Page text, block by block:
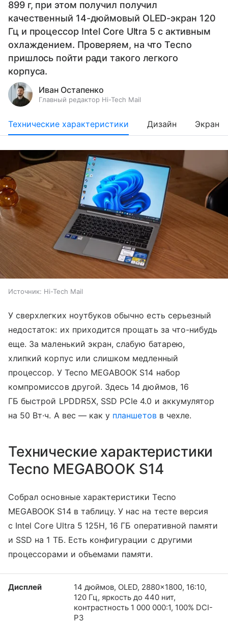
899 г, при этом получил получил
качественный 14-дюймовый OLED-экран 120
Гц и процессор Intel Core Ultra 5 с активным
охлаждением. Проверяем, на что Tecno
пришлось пойти ради такого легкого
корпуса.
Иван Остапенко
Главный редактор Hi-Tech Mail
Технические характеристики Дизайн Экран
Источник: Hi-Tech Mail
У сверхлегких ноутбуков обычно есть серьезный
недостаток: их приходится прощать за что-нибудь
еще. За маленький экран, слабую батарею,
хлипкий корпус или слишком медленный
процессор. У Tecno MEGABOOK S14 набор
компромиссов другой. Здесь 14 дюймов, 16
ГБ быстрой LPDDR5X, SSD PCIe 4.0 и аккумулятор
на 50 Вт·ч. А вес — как у планшетовв чехле.
Технические характеристики
Tecno MEGABOOK S14
Собрал основные характеристики Tecno
MEGABOOK S14 в таблицу. У нас на тесте версия
с Intel Core Ultra 5 125H, 16 ГБ оперативной памяти
и SSD на 1 ТБ. Есть конфигурации с другими
процессорами и объемами памяти.
Дисплей
14 дюймов, OLED, 2880×1800, 16:10,
120 Гц, яркость до 440 нит,
контрастность 1 000 000:1, 100% DCI-
P3